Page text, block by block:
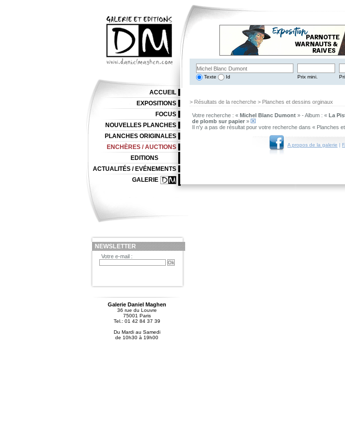
Texte Id Prix mini.
> Résultats de la recherche > Planches et dessins orginaux
Votre recherche : « Michel Blanc Dumont » - Album : « La
de plomb sur papier »
Il n'y a pas de résultat pour votre recherche dans « Planches
A propos de la galerie |
ACCUEIL
EXPOSITIONS
FOCUS
NOUVELLES PLANCHES
PLANCHES ORIGINALES
ENCHÈRES / AUCTIONS
EDITIONS
ACTUALITÉS / EVÉNEMENTS
GALERIE
NEWSLETTER
Votre e-mail :
Galerie Daniel Maghen
36 rue du Louvre
75001 Paris
Tel.: 01 42 84 37 39
Du Mardi au Samedi
de 10h30 à 19h00